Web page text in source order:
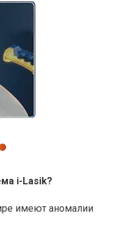
i-Lasik?
имеют аномалии